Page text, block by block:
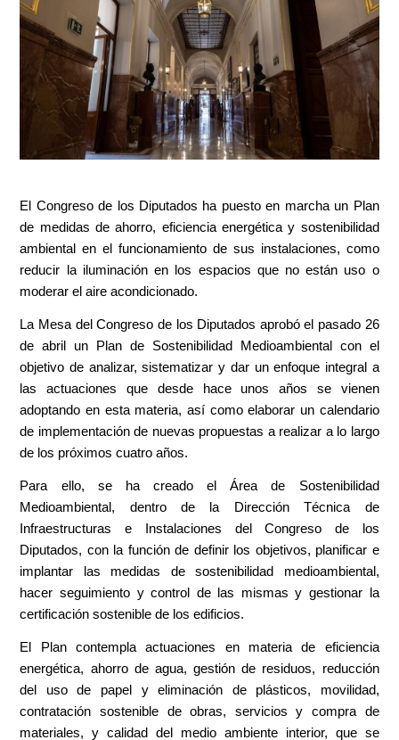
El Congreso de los Diputados ha puesto en marcha un Plan
de medidas de ahorro, eficiencia energética y sostenibilidad
ambiental en el funcionamiento de sus instalaciones, como
reducir la iluminación en los espacios que no están uso o
moderar el aire acondicionado.
La Mesa del Congreso de los Diputados aprobó el pasado 26
de abril un Plan de Sostenibilidad Medioambiental con el
objetivo de analizar, sistematizar y dar un enfoque integral a
las actuaciones que desde hace unos años se vienen
adoptando en esta materia, así como elaborar un calendario
de implementación de nuevas propuestas a realizar a lo largo
de los próximos cuatro años.
Para ello, se ha creado el Área de Sostenibilidad
Medioambiental, dentro de la Dirección Técnica de
Infraestructuras e Instalaciones del Congreso de los
Diputados, con la función de definir los objetivos, planificar e
implantar las medidas de sostenibilidad medioambiental,
hacer seguimiento y control de las mismas y gestionar la
certificación sostenible de los edificios.
El Plan contempla actuaciones en materia de eficiencia
energética, ahorro de agua, gestión de residuos, reducción
del uso de papel y eliminación de plásticos, movilidad,
contratación sostenible de obras, servicios y compra de
materiales, y calidad del medio ambiente interior, que se